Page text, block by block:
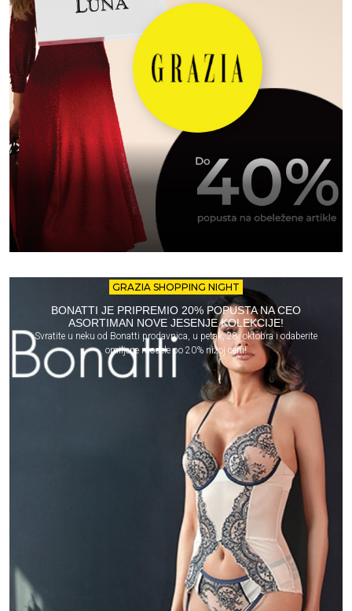
GRAZIA SHOPPING NIGHT
BONATTI JE PRIPREMIO 20% POPUSTA NA CEO
ASORTIMAN NOVE JESENJE KOLEKCIJE!
Svratite u neku od Bonatti prodavnica, u petak, 28. oktobra i odaberite
omiljene modele po 20% nižoj ceni!